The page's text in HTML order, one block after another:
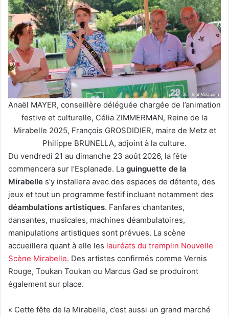
Anaël MAYER, conseillère déléguée chargée de l’animation
festive et culturelle, Célia ZIMMERMAN, Reine de la
Mirabelle 2025, François GROSDIDIER, maire de Metz et
Philippe BRUNELLA, adjoint à la culture.
Du vendredi 21 au dimanche 23 août 2026, la fête
commencera sur l’Esplanade. La guinguette de la
Mirabelle s’y installera avec des espaces de détente, des
jeux et tout un programme festif incluant notamment des
déambulations artistiques. Fanfares chantantes,
dansantes, musicales, machines déambulatoires,
manipulations artistiques sont prévues. La scène
accueillera quant à elle les lauréats du tremplin Nouvelle
Scène Mirabelle. Des artistes confirmés comme Vernis
Rouge, Toukan Toukan ou Marcus Gad se produiront
également sur place.
« Cette fête de la Mirabelle, c’est aussi un grand marché